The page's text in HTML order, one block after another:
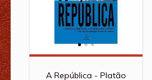
A República - Platão